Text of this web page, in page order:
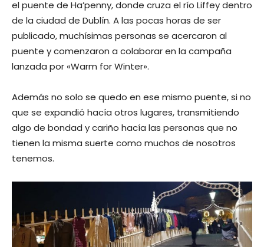
el puente de Ha’penny, donde cruza el río Liffey dentro
de la ciudad de Dublín. A las pocas horas de ser
publicado, muchísimas personas se acercaron al
puente y comenzaron a colaborar en la campaña
lanzada por «Warm for Winter».
Además no solo se quedo en ese mismo puente, si no
que se expandió hacía otros lugares, transmitiendo
algo de bondad y cariño hacía las personas que no
tienen la misma suerte como muchos de nosotros
tenemos.